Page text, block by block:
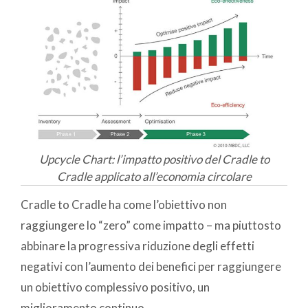
Upcycle Chart: l’impatto positivo del Cradle to
Cradle applicato all’economia circolare
Cradle to Cradle ha come l’obiettivo non
raggiungere lo “zero” come impatto – ma piuttosto
abbinare la progressiva riduzione degli effetti
negativi con l’aumento dei benefici per raggiungere
un obiettivo complessivo positivo, un